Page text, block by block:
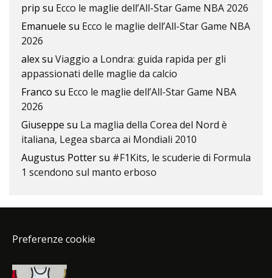
prip su Ecco le maglie dell’All-Star Game NBA 2026
Emanuele su Ecco le maglie dell’All-Star Game NBA
2026
alexsu Viaggio a Londra: guida rapida per gli
appassionati delle maglie da calcio
Franco su Ecco le maglie dell’All-Star Game NBA
2026
Giuseppe su La maglia della Corea del Nord è
italiana, Legea sbarca ai Mondiali 2010
Augustus Pottersu #F1Kits, le scuderie di Formula
1 scendono sul manto erboso
Preferenze cookie